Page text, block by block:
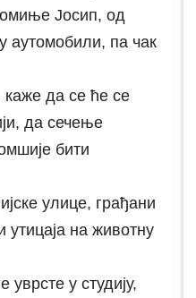
Јосип, од
аутомобили, па чак
каже да се ће се
да сечење
бити
улице, грађани
утицаја на животну
у студију,